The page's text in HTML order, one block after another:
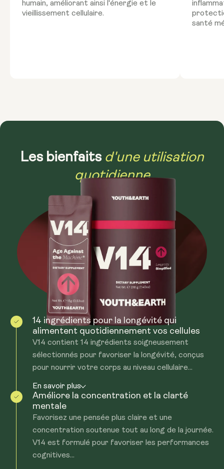
humain, améliorant ainsi l'énergie et le
vieillissement cellulaire.
santé
Les bienfaits d'une utilisation
quotidienne
14 ingrédients pour la longévité qui
alimentent quotidiennement vos cellules
V14 contient 14 ingrédients soigneusement
sélectionnés pour favoriser la longévité, conçus
pour nourrir votre corps au niveau cellulaire...
En savoir plus
Améliore la concentration et la clarté
mentale
Favorisez une pensée plus claire et une
concentration soutenue tout au long de la journée.
V14 est formulé pour favoriser les performances
cognitives...